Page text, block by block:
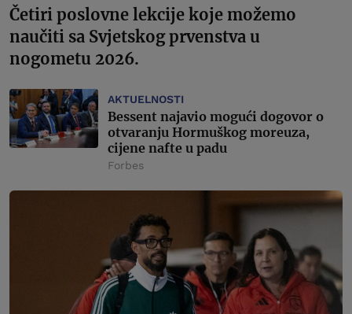
Četiri poslovne lekcije koje možemo
naučiti sa Svjetskog prvenstva u
nogometu 2026.
AKTUELNOSTI
Bessent najavio mogući dogovor o
otvaranju Hormuškog moreuza,
cijene nafte u padu
Forbes